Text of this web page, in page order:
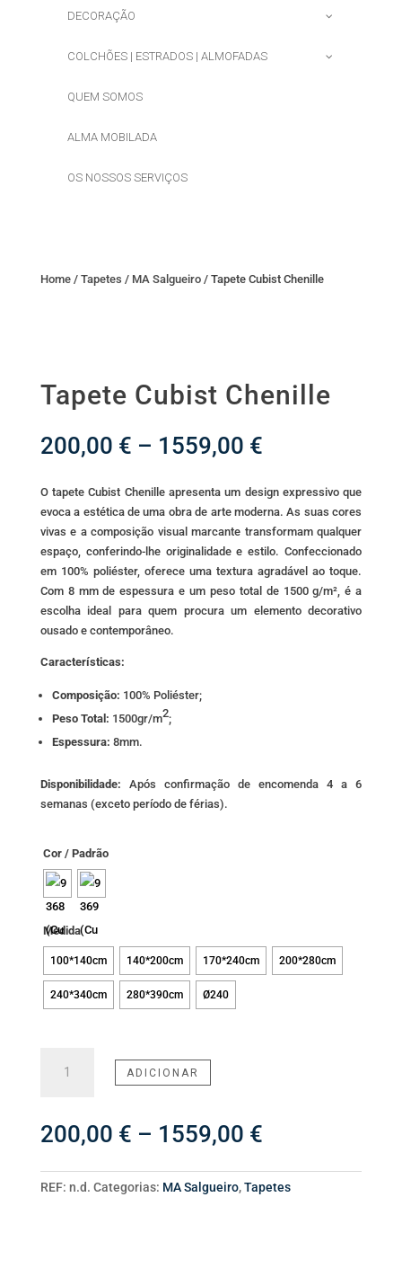
DECORAÇÃO
COLCHÕES | ESTRADOS | ALMOFADAS
QUEM SOMOS
ALMA MOBILADA
OS NOSSOS SERVIÇOS
Home/ Tapetes / MA Salgueiro/ Tapete Cubist Chenille
Tapete Cubist Chenille
200,00 € – 1559,00 €Price
200,00 €
through
1559,00 €
O tapete Cubist Chenille apresenta um design expressivo que
evoca a estética de uma obra de arte moderna. As suas cores
vivas e a composição visual marcante transformam qualquer
espaço, conferindo-lhe originalidade e estilo. Confeccionado
em 100% poliéster, oferece uma textura agradável ao toque.
Com 8 mm de espessura e um peso total de 1500 g/m², é a
escolha ideal para quem procura um elemento decorativo
ousado e contemporâneo.
Características:
Composição: 100% Poliéster;
Peso Total: 1500gr/m2;
Espessura: 8mm.
Disponibilidade: Após confirmação de encomenda 4 a 6
semanas (exceto período de férias).
Cor / Padrão
Medida
100*140cm 140*200cm 170*240cm 200*280cm
240*340cm 280*390cm Ø240
Chenille
ADICIONAR
200,00 € – 1559,00 €Price
200,00 €
through
REF: n.d. Categorias: MA Salgueiro,Tapetes